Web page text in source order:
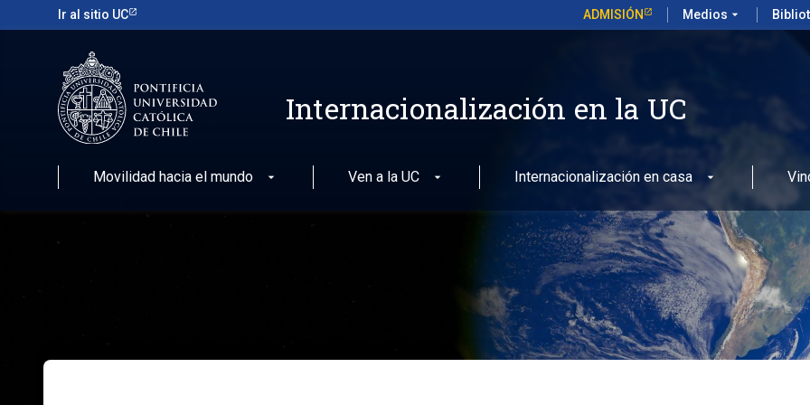
Ir al sitio UC ADMISIÓN Medios arrow_drop_down
Internacionalización en la UC
Movilidad hacia el mundo Ven a la UC Internacionalización en casa